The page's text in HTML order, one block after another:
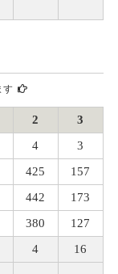
す
2
3
4
3
425 157
442 173
380 127
4
16